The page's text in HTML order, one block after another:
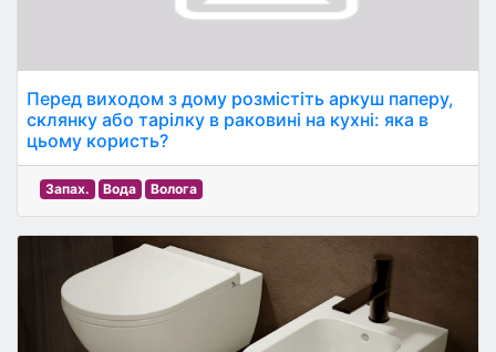
Перед виходом з дому розмістіть аркуш паперу,
склянку або тарілку в раковині на кухні: яка в
цьому користь?
Запах. Вода Волога